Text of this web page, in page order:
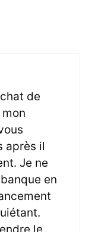
de
après il
Je ne
en